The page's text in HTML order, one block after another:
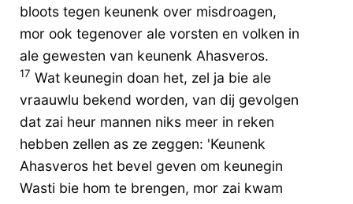
bloots tegen keunenk over misdroagen,
mor ook tegenover ale vorsten en volken in
ale gewesten van keunenk Ahasveros.
17 Wat keunegin doan het, zel ja bie ale
vraauwlu bekend worden, van dij gevolgen
dat zai heur mannen niks meer in reken
hebben zellen as ze zeggen: 'Keunenk
Ahasveros het bevel geven om keunegin
Wasti bie hom te brengen, mor zai kwam